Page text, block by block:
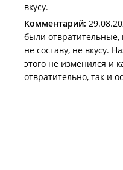
вкусу.
Комментарий:
были отвратительные,
не составу, не вкусу.
этого не изменился и
отвратительно, так и